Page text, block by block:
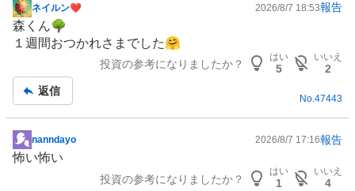
.
8
8
、
り
た
い
掲
示
板
ネイルン❤︎ 2026/8/7 18:53報告
森くん🌳
１週間おつかれさまでした🤗
投資の参考になりましたか？
はい
5
いいえ
2
返信
No.47443
掲
示
nanndayo 2026/8/7 17:16報告
怖い怖い
投資の参考になりましたか？
はい
1
いいえ
4